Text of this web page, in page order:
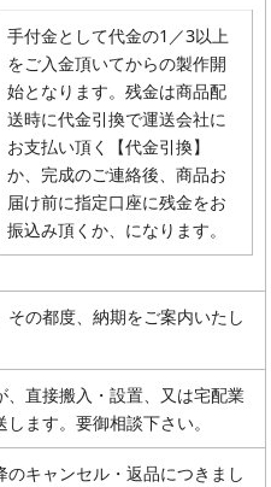
手付金として代金の1／3以上
をご入金頂いてからの製作開
始となります。残金は商品配
送時に代金引換で運送会社に
お支払い頂く【代金引換】
か、完成のご連絡後、商品お
届け前に指定口座に残金をお
振込み頂くか、になります。
その都度、納期をご案内いたし
、直接搬入・設置、又は宅配業
ます。要御相談下さい。
のキャンセル・返品につきまし